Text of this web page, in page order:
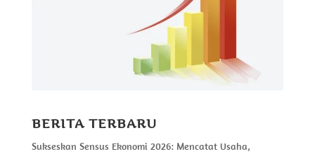
BERITA TERBARU
Sukseskan Sensus Ekonomi 2026: Mencatat Usaha,